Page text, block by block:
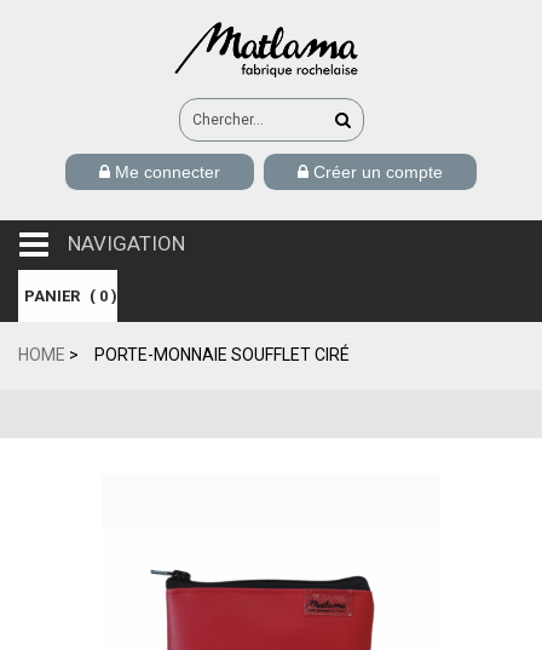
Me connecter Créer un compte
navigation
NAVIGATION
PANIER ( 0 )
HOME > PORTE-MONNAIE SOUFFLET CIRÉ